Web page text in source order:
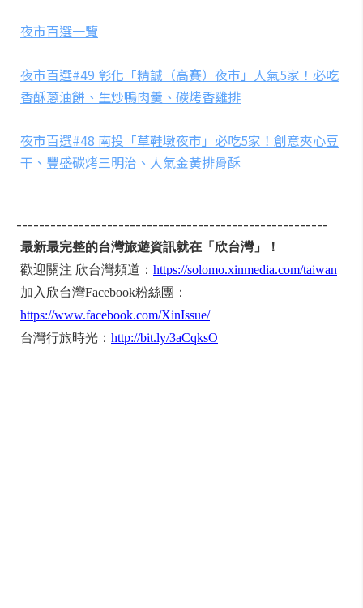
夜市百選一覽
夜市百選#49 彰化「精誠（高賽）夜市」人氣5家！必吃
香酥蔥油餅、生炒鴨肉羹、碳烤香雞排
夜市百選#48 南投「草鞋墩夜市」必吃5家！創意夾心豆
干、豐盛碳烤三明治、人氣金黃排骨酥
-------------------------------------------------------
最新最完整的台灣旅遊資訊就在「欣台灣」！
歡迎關注 欣台灣頻道： https://solomo.xinmedia.com/taiwan
加入欣台灣Facebook粉絲團：
https://www.facebook.com/XinIssue/
台灣行旅時光： http://bit.ly/3aCqksO